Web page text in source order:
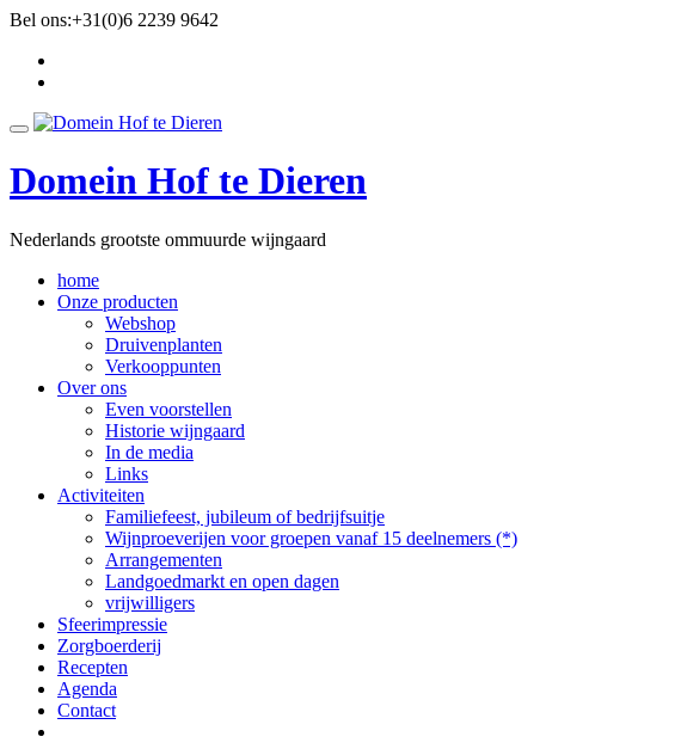
Ga
naar
Bel ons:+31(0)6 2239 9642
Schakel
Domein Hof te Dieren
Nederlands grootste ommuurde wijngaard
home
Onze producten
Webshop
Druivenplanten
Verkooppunten
Over ons
Even voorstellen
Historie wijngaard
In de media
Links
Activiteiten
Familiefeest, jubileum of bedrijfsuitje
Wijnproeverijen voor groepen vanaf 15 deelnemers (*)
Arrangementen
Landgoedmarkt en open dagen
vrijwilligers
Sfeerimpressie
Zorgboerderij
Recepten
Agenda
Contact